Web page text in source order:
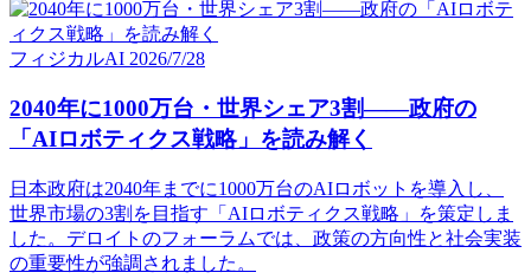
フィジカルAI 2026/7/28
2040年に1000万台・世界シェア3割——政府の
「AIロボティクス戦略」を読み解く
日本政府は2040年までに1000万台のAIロボットを導入し、
世界市場の3割を目指す「AIロボティクス戦略」を策定しま
した。デロイトのフォーラムでは、政策の方向性と社会実装
の重要性が強調されました。